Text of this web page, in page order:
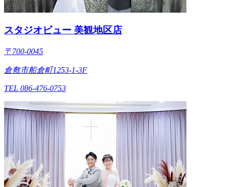
スタジオビュー 美観地区店
〒700-0045
倉敷市船倉町1253-1-3F
TEL 086-476-0753